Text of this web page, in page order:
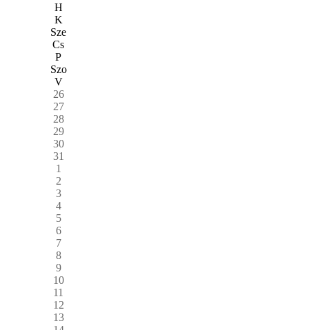
H
K
Sze
Cs
P
Szo
V
26
27
28
29
30
31
1
2
3
4
5
6
7
8
9
10
11
12
13